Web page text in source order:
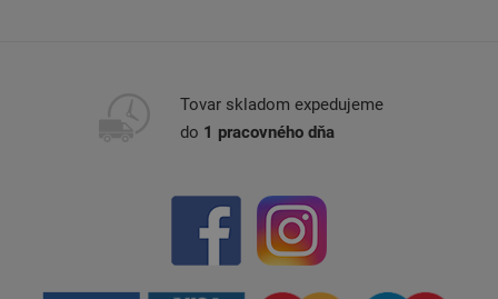
Tovar skladom expedujeme
do 1 pracovného dňa